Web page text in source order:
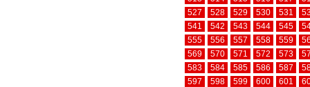
527
528 529 530 531
541
542 543 544 545
555
556 557 558 559
569
570 571 572 573
583
584 585 586 587
597
598 599 600 601